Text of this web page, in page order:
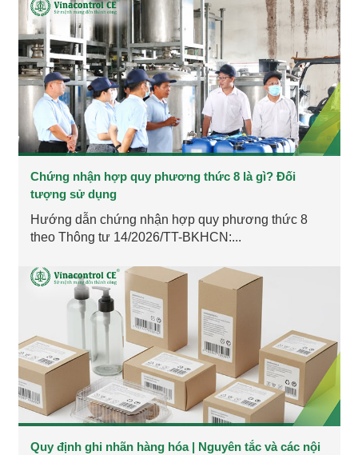
Chứng nhận hợp quy phương thức 8 là gì? Đối
tượng sử dụng
Hướng dẫn chứng nhận hợp quy phương thức 8
theo Thông tư 14/2026/TT-BKHCN:...
Quy định ghi nhãn hàng hóa | Nguyên tắc và các nội